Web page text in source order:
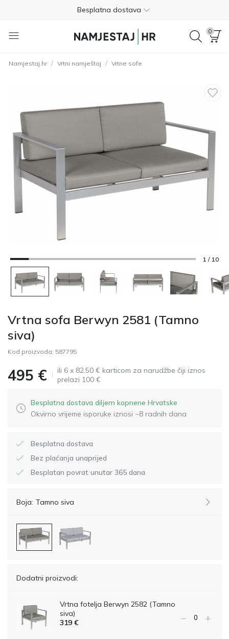
Besplatna dostava
Nije potrebno plaćanje unaprijed
01 8000 383
Besplatna dostava
Nije potrebno plaćanje unaprijed
Besplatan povrat unutar 365 dana
01 8000 383
4.8
0
Namjestaj.hr / Vrtni namještaj / Vrtne sofe
1 / 10
Vrtna sofa Berwyn 2581 (Tamno
siva)
Kod proizvoda: 587795
495 €
ili 6 x 82.50 € karticom za narudžbe čiji iznos
prelazi 100 €
Besplatna dostava diljem kopnene Hrvatske
Okvirno vrijeme isporuke iznosi ~8 radnih dana
Besplatna dostava
Bez plaćanja unaprijed
Besplatan povrat unutar 365 dana
Boja: Tamno siva
Dodatni proizvodi:
Vrtna fotelja Berwyn 2582 (Tamno
siva)
319 € +
−